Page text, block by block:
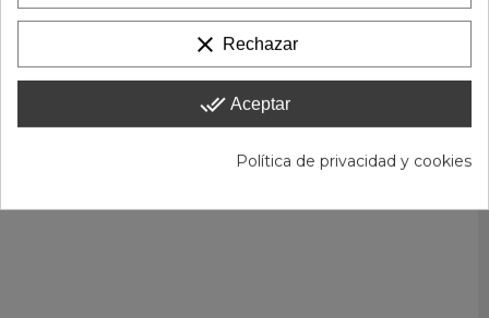
clear Rechazar
done_all Aceptar
Política de privacidad y cookies